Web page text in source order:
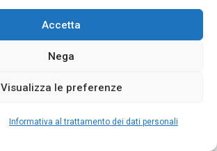
Accetta
Nega
Visualizza le preferenze
Informativa al trattamento dei dati personali